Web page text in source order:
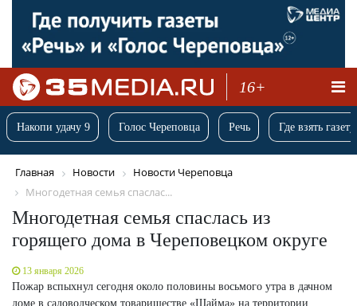
16+
Накопи удачу 9 Голос Череповца Речь Где взять
Главная Новости
Новости Череповца
Многодетная семья спаслас...
Многодетная семья спаслась из
горящего дома в Череповецком округе
13 января 2026
Пожар вспыхнул сегодня около половины восьмого утра в дачном
доме в садоводческом товариществе «Шайма» на территории